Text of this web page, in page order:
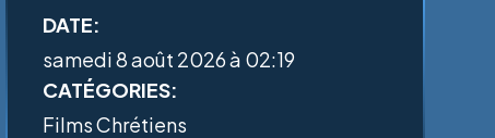
DATE:
samedi 8 août 2026 à 02:19
CATÉGORIES:
Films Chrétiens